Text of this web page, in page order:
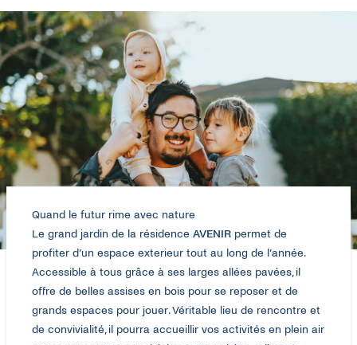
Quand le futur rime avec nature
Le grand jardin de la résidence AVENIR permet de
profiter d’un espace exterieur tout au long de l’année.
Accessible à tous grâce à ses larges allées pavées, il
offre de belles assises en bois pour se reposer et de
grands espaces pour jouer. Véritable lieu de rencontre et
de convivialité, il pourra accueillir vos activités en plein air